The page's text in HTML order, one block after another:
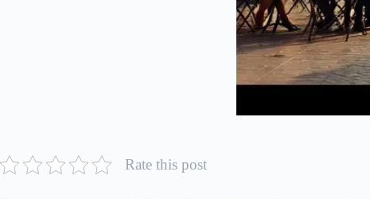
Rate this post